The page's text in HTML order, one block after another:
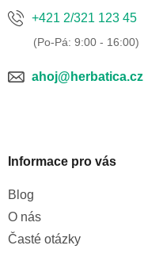
+421 2/321 123 45
ahoj@herbatica.cz
Informace pro vás
Blog
O nás
Časté otázky